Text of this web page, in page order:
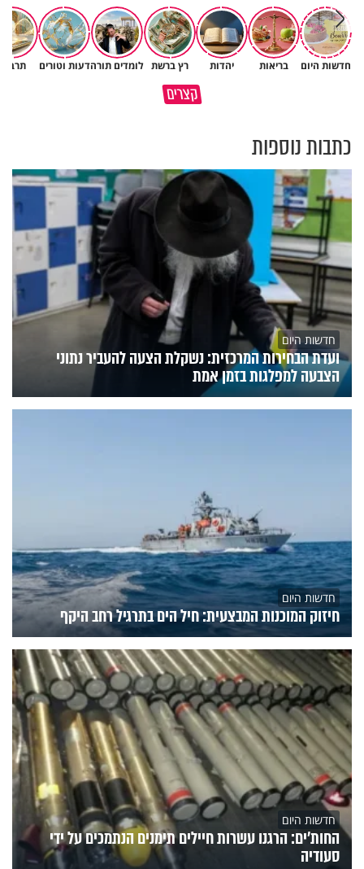
חדשות היום בריאות יהדות רץ ברשת לומדים תורהדעות וטורים
קצרים
כל קושי שחווית היה ניסיון לרומם
פגיעה עצמית וחרדות – איך
מכילים את זה? זוגיות במבחן,
כתבות נוספות
חדשות היום
ועדת הבחירות המרכזית: נשקלת הצעה להעביר נתוני
הצבעה למפלגות בזמן אמת
חדשות היום
חיזוק המוכנות המבצעית: חיל הים בתרגיל רחב היקף
חדשות היום
החות'ים: הרגנו עשרות חיילים תימנים הנתמכים על ידי
סעודיה